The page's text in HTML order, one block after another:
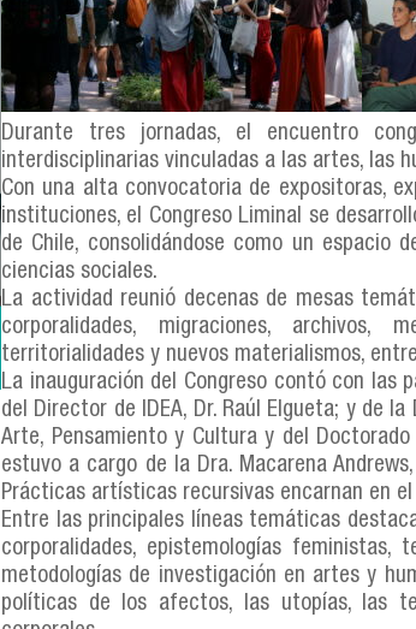
Durante tres jornadas, el encuentro
interdisciplinarias vinculadas a las artes, las
Con una alta convocatoria de expositoras,
instituciones, el Congreso Liminal se
de Chile, consolidándose como un
ciencias sociales.
La actividad reunió decenas de mesas
corporalidades, migraciones, archivos,
territorialidades y nuevos materialismos,
La inauguración del Congreso contó con las
del Director de IDEA, Dr. Raúl Elgueta; y de
Arte, Pensamiento y Cultura y del
estuvo a cargo de la Dra. Macarena
Prácticas artísticas recursivas encarnan en
Entre las principales líneas temáticas
corporalidades, epistemologías feministas,
metodologías de investigación en artes y
políticas de los afectos, las utopías, las